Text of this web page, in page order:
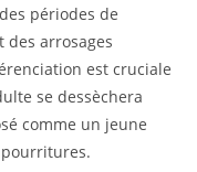
périodes de
des arrosages
est cruciale
se dessèchera
comme un jeune